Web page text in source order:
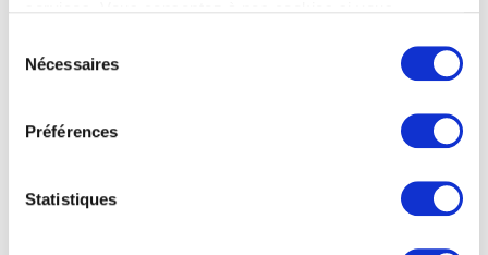
Nécessaires
Préférences
Statistiques